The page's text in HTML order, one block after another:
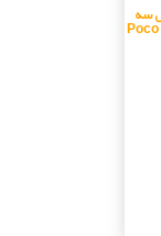
سه
بعدی مناسب برای گوشی موبایل شیائومی Poco